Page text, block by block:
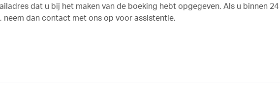
dat u bij het maken van de boeking hebt opgegeven. Als u binnen
dan contact met ons op voor assistentie.